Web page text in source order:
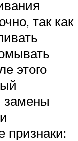
так как
этого
замены
признаки: